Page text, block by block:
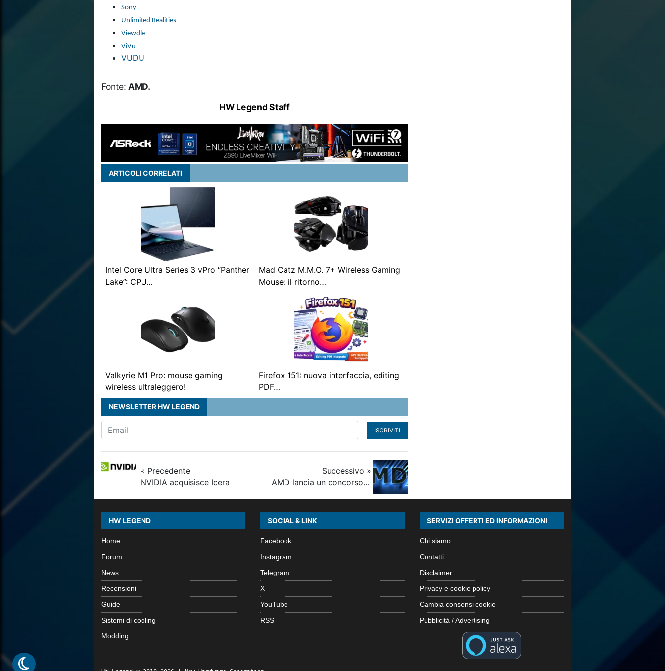
Sony
Unlimited Realities
Viewdle
ViVu
VUDU
Fonte: AMD.
HW Legend Staff
ARTICOLI CORRELATI
Intel Core Ultra Series 3 vPro “Panther
Lake”: CPU…
Mad Catz M.M.O. 7+ Wireless Gaming
Mouse: il ritorno…
Valkyrie M1 Pro: mouse gaming
wireless ultraleggero!
Firefox 151: nuova interfaccia, editing
PDF…
NEWSLETTER HW LEGEND
ISCRIVITI
« Precedente
NVIDIA acquisisce Icera
Successivo »
AMD lancia un concorso per la creazione di applicazioni dedicate al calcolo eterogeneo
HW LEGEND
Home
Forum
News
Recensioni
Guide
Sistemi di cooling
Modding
SOCIAL & LINK
Facebook
Instagram
Telegram
X
YouTube
RSS
SERVIZI OFFERTI ED INFORMAZIONI
Chi siamo
Contatti
Disclaimer
Privacy e cookie policy
Cambia consensi cookie
Pubblicità / Advertising